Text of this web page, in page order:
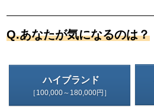
Q.あなたが気になるのは？
ハイブランド
［100,000～180,000円］